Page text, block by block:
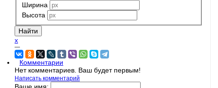
Ширина
Высота
x
—
Комментарии
Нет комментариев. Ваш будет первым!
Написать комментарий
Ваше имя: